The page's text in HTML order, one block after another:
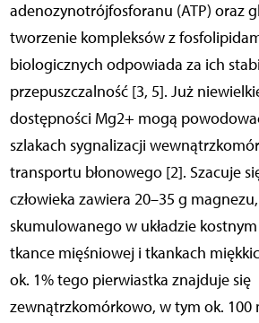
adenozynotrójfosforanu (ATP) oraz
tworzenie kompleksów z
biologicznych odpowiada za ich
przepuszczalność [3, 5]. Już
dostępności Mg2+ mogą
szlakach sygnalizacji
transportu błonowego [2]. Szacuje
człowieka zawiera 20–35 g
skumulowanego w układzie
tkance mięśniowej i tkankach
ok. 1% tego pierwiastka znajduje się
zewnątrzkomórkowo, w tym ok. 100